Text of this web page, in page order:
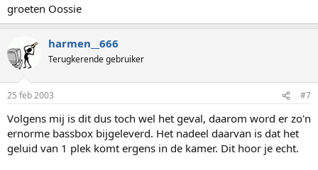
groeten Oossie
harmen__666
Terugkerende gebruiker
25 feb 2003 #7
Volgens mij is dit dus toch wel het geval, daarom word er zo'n
ernorme bassbox bijgeleverd. Het nadeel daarvan is dat het
geluid van 1 plek komt ergens in de kamer. Dit hoor je echt.